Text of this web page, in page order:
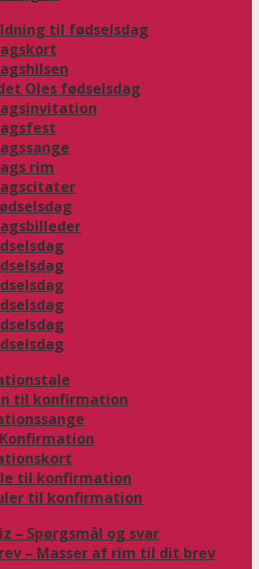
til fødselsdag
Oles fødselsdag
rim
til konfirmation
til konfirmation
til konfirmation
– Spørgsmål og svar
– Masser af rim til dit brev